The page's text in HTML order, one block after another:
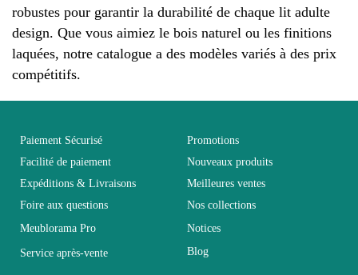
robustes pour garantir la durabilité de chaque lit adulte
design. Que vous aimiez le bois naturel ou les finitions
laquées, notre catalogue a des modèles variés à des prix
compétitifs.
Paiement Sécurisé
Facilité de paiement
Expéditions & Livraisons
Foire aux questions
Meublorama Pro
Service après-vente
Promotions
Nouveaux produits
Meilleures ventes
Nos collections
Notices
Blog